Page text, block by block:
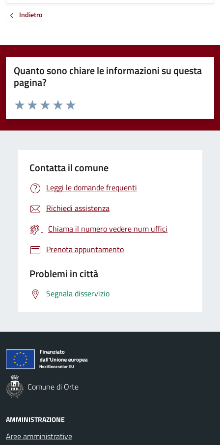
Indietro
Quanto sono chiare le informazioni su questa
pagina?
Valuta da 1 a 5 stelle la pagina
Valuta 5 stelle su 5
Valuta 4 stelle su 5
Valuta 3 stelle su 5
Valuta 2 stelle su 5
Valuta 1 stelle su 5
Contatta il comune
Leggi le domande frequenti
Richiedi assistenza
Chiama il numero vedere num uffici
Prenota appuntamento
Problemi in città
Segnala disservizio
Comune di Orte
AMMINISTRAZIONE
Aree amministrative